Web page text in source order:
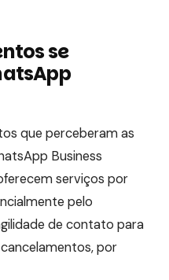
se
que perceberam as
Business
serviços por
pelo
de contato para
por